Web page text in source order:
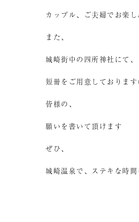
カップル、ご夫婦でお楽し
また、
城崎街中の四所神社にて、
短冊をご用意しております
皆様の、
願いを書いて頂けます
ぜひ、
城崎温泉で、ステキな時